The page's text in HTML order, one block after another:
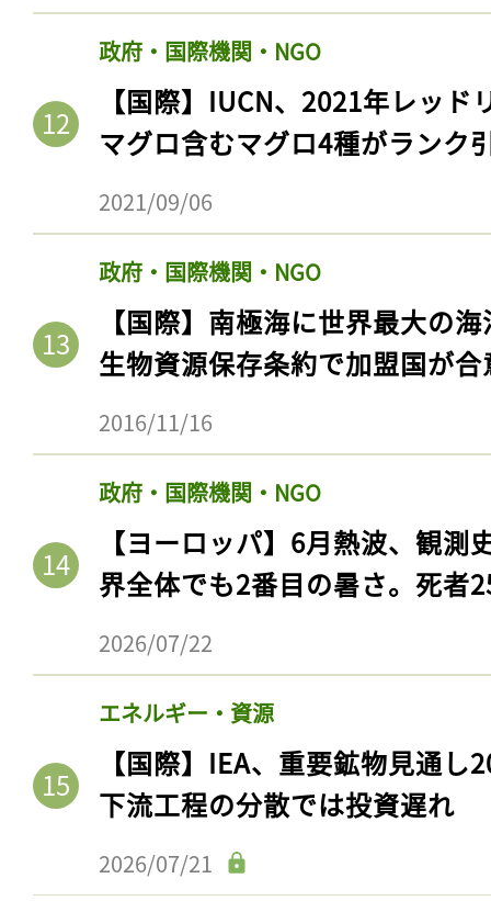
政府・国際機関・NGO
【国際】IUCN、2021年レッ
マグロ含むマグロ4種がランク
2021/09/06
政府・国際機関・NGO
【国際】南極海に世界最大の
生物資源保存条約で加盟国が合
2016/11/16
政府・国際機関・NGO
【ヨーロッパ】6月熱波、観
界全体でも2番目の暑さ。死者
2026/07/22
エネルギー・資源
【国際】IEA、重要鉱物見通
下流工程の分散では投資遅れ
2026/07/21